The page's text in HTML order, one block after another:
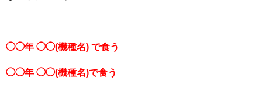
◯◯年 ◯◯(機種名) で食う
◯◯年 ◯◯(機種名)で食う